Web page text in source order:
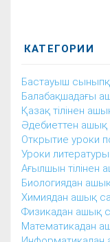
КАТЕГОРИИ
Бастауыш
Балабақшадағы
Қазақ тілінен
Әдебиеттен ашық
Открытие уроки
Уроки литературы
Ағылшын тілінен
Биологиядан
Химиядан ашық
Физикадан ашық
Математикадан